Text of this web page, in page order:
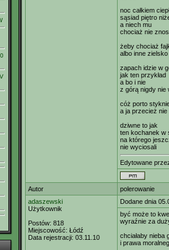
noc całkiem
sąsiad piętro
a niech mu
chociaż nie
żeby chociaż
albo inne zielsko
zapach idzie w
jak ten przykład
a bo i nie
z górą nigdy nie
cóż porto
a ja przecież nie
dziwne to jak
ten kochanek w
na którego
nie wyciosali
Edytowane
Autor
polerowanie
adaszewski
Użytkownik
Postów: 818
Miejscowość: Łódź
Data rejestracji: 03.11.10
Dodane dnia
być może to
wyraźnie za
chciałaby nieba
i prawa